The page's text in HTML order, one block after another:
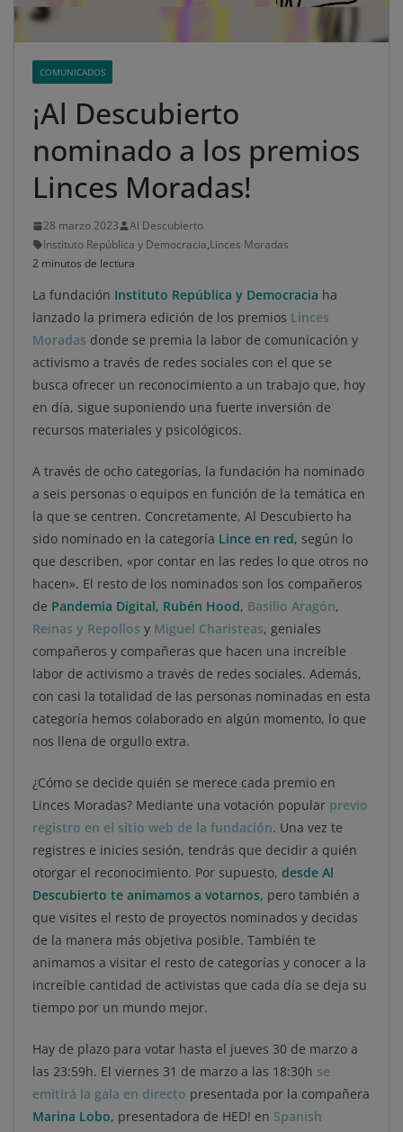
COMUNICADOS
¡Al Descubierto
nominado a los premios
Linces Moradas!
28 marzo 2023
Al Descubierto
Instituto República y Democracia,Linces Moradas
2 minutos de lectura
La fundación Instituto República y Democracia ha
lanzado la primera edición de los premios Linces
Moradas donde se premia la labor de comunicación y
activismo a través de redes sociales con el que se
busca ofrecer un reconocimiento a un trabajo que, hoy
en día, sigue suponiendo una fuerte inversión de
recursos materiales y psicológicos.
A través de ocho categorías, la fundación ha nominado
a seis personas o equipos en función de la temática en
la que se centren. Concretamente, Al Descubierto ha
sido nominado en la categoría Lince en red, según lo
que describen, «por contar en las redes lo que otros no
hacen». El resto de los nominados son los compañeros
de Pandemia Digital, Rubén Hood, Basilio Aragón,
Reinas y Repollos y Miguel Charisteas, geniales
compañeros y compañeras que hacen una increíble
labor de activismo a través de redes sociales. Además,
con casi la totalidad de las personas nominadas en esta
categoría hemos colaborado en algún momento, lo que
nos llena de orgullo extra.
¿Cómo se decide quién se merece cada premio en
Linces Moradas? Mediante una votación popular previo
registro en el sitio web de la fundación. Una vez te
registres e inicies sesión, tendrás que decidir a quién
otorgar el reconocimiento. Por supuesto, desde Al
Descubierto te animamos a votarnos, pero también a
que visites el resto de proyectos nominados y decidas
de la manera más objetiva posible. También te
animamos a visitar el resto de categorías y conocer a la
increíble cantidad de activistas que cada día se deja su
tiempo por un mundo mejor.
Hay de plazo para votar hasta el jueves 30 de marzo a
las 23:59h. El viernes 31 de marzo a las 18:30h se
emitirá la gala en directo presentada por la compañera
Marina Lobo, presentadora de HED! en Spanish